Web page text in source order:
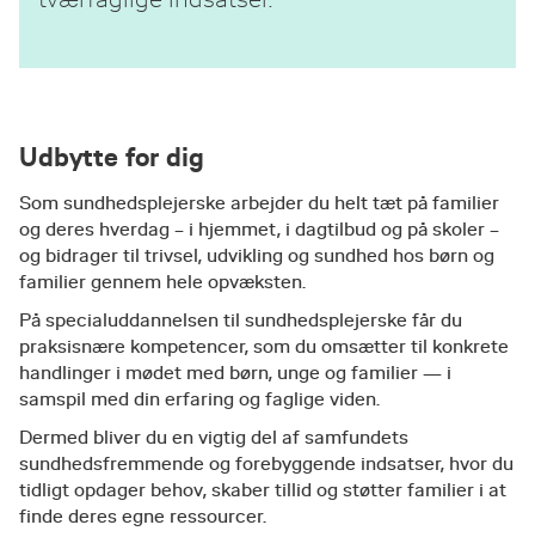
Udbytte for dig
Som sundhedsplejerske arbejder du helt tæt på familier
og deres hverdag – i hjemmet, i dagtilbud og på skoler –
og bidrager til trivsel, udvikling og sundhed hos børn og
familier gennem hele opvæksten.
På specialuddannelsen til sundhedsplejerske får du
praksisnære kompetencer, som du omsætter til konkrete
handlinger i mødet med børn, unge og familier — i
samspil med din erfaring og faglige viden.
Dermed bliver du en vigtig del af samfundets
sundhedsfremmende og forebyggende indsatser, hvor du
tidligt opdager behov, skaber tillid og støtter familier i at
finde deres egne ressourcer.